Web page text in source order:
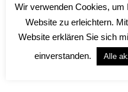
Strecken und schwer
Ersetzt durch: Typ-MX
Wir verwenden Cookies, um
Website zu erleichtern.
Website erklären Sie sich
einverstanden.
Alle